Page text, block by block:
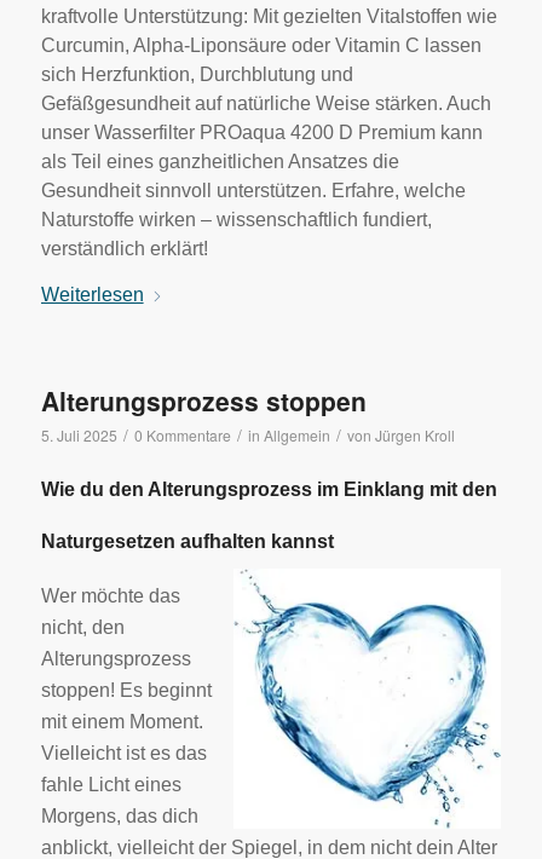
kraftvolle Unterstützung: Mit gezielten Vitalstoffen wie
Curcumin, Alpha-Liponsäure oder Vitamin C lassen
sich Herzfunktion, Durchblutung und
Gefäßgesundheit auf natürliche Weise stärken. Auch
unser Wasserfilter PROaqua 4200 D Premium kann
als Teil eines ganzheitlichen Ansatzes die
Gesundheit sinnvoll unterstützen. Erfahre, welche
Naturstoffe wirken – wissenschaftlich fundiert,
verständlich erklärt!
Weiterlesen
Alterungsprozess stoppen
5. Juli 2025 / 0 Kommentare / in Allgemein / von Jürgen Kroll
Wie du den Alterungsprozess im Einklang mit den
Naturgesetzen aufhalten kannst
Wer möchte das
nicht, den
Alterungsprozess
stoppen! Es beginnt
mit einem Moment.
Vielleicht ist es das
fahle Licht eines
Morgens, das dich
anblickt, vielleicht der Spiegel, in dem nicht dein Alter